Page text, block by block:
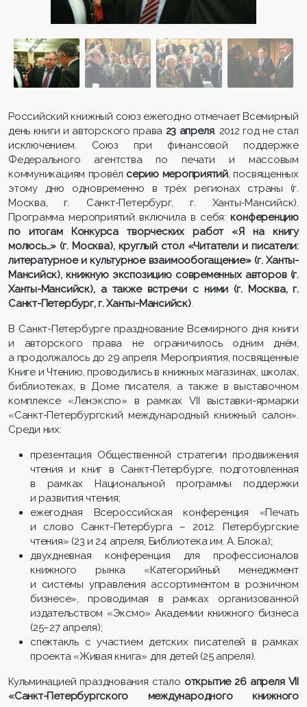
Российский книжный союз ежегодно отмечает Всемирный
день книги и авторского права 23 апреля. 2012 год не стал
исключением. Союз при финансовой поддержке
Федерального агентства по печати и массовым
коммуникациям провёл серию мероприятий, посвященных
этому дню одновременно в трёх регионах страны (г.
Москва, г. Санкт-Петербург, г. Ханты-Мансийск).
Программа мероприятий включила в себя:конференцию
по итогам Конкурса творческих работ «Я на книгу
молюсь…» (г. Москва), круглый стол «Читатели и писатели:
литературное и культурное взаимообогащение» (г. Ханты-
Мансийск), книжную экспозицию современных авторов (г.
Ханты-Мансийск), а также встречи с ними (г. Москва, г.
Санкт-Петербург, г. Ханты-Мансийск).
В Санкт-Петербурге празднование Всемирного дня книги
и авторского права не ограничилось одним днём,
а продолжалось до 29 апреля. Мероприятия, посвященные
Книге и Чтению, проводились в книжных магазинах, школах,
библиотеках, в Доме писателя, а также в выставочном
комплексе «Ленэкспо» в рамках VII выставки-ярмарки
«Санкт-Петербургский международный книжный салон».
Среди них:
презентация Общественной стратегии продвижения
чтения и книг в Санкт-Петербурге, подготовленная
в рамках Национальной программы поддержки
и развития чтения;
ежегодная Всероссийская конференция «Печать
и слово Санкт-Петербурга – 2012. Петербургские
чтения» (23 и 24 апреля, Библиотека им. А. Блока);
двухдневная конференция для профессионалов
книжного рынка «Категорийный менеджмент
и системы управления ассортиментом в розничном
бизнесе», проводимая в рамках организованной
издательством «Эксмо» Академии книжного бизнеса
(25–27 апреля);
спектакль с участием детских писателей в рамках
проекта «Живая книга» для детей (25 апреля).
Кульминацией празднования стало открытие 26 апреля VII
«Санкт-Петербургского международного книжного